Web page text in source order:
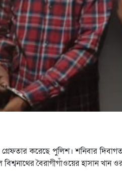
করেছে পুলিশ। শনিবার
বৈরাগীগাঁওয়ের হাসান খান